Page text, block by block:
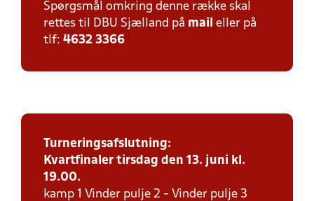
Spørgsmål omkring denne række skal
rettes til DBU Sjælland på mail eller på
tlf: 4632 3366
Turneringsafslutning:
Kvartfinaler tirsdag den 13. juni kl.
19.00.
kamp 1 Vinder pulje 2 - Vinder pulje 3